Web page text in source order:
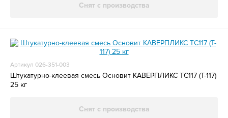
Снят с производства
Артикул 026-351-003
Штукатурно-клеевая смесь Основит КАВЕРПЛИКС ТС117 (T-117)
25 кг
Снят с производства